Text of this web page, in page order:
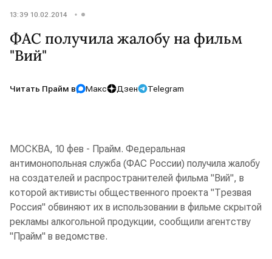
13:39 10.02.2014
ФАС получила жалобу на фильм
"Вий"
Читать Прайм в Макс Дзен Telegram
МОСКВА, 10 фев - Прайм. Федеральная
антимонопольная служба (ФАС России) получила жалобу
на создателей и распространителей фильма "Вий", в
которой активисты общественного проекта "Трезвая
Россия" обвиняют их в использовании в фильме скрытой
рекламы алкогольной продукции, сообщили агентству
"Прайм" в ведомстве.